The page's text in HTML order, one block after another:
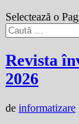
Selectează o
Revista
2026
de informatizare